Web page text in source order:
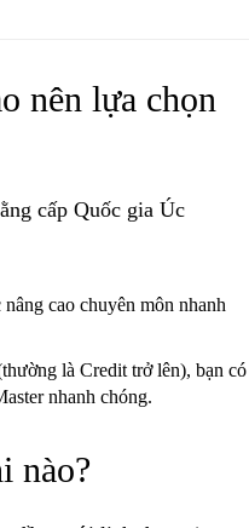
nên lựa chọn
cấp Quốc gia Úc
cao chuyên môn nhanh
là Credit trở lên), bạn có
nhanh chóng.
nào?